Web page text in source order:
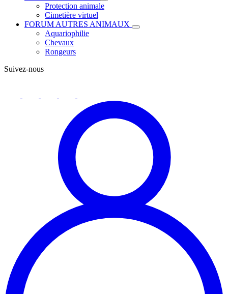
Protection animale
Cimetière virtuel
FORUM AUTRES ANIMAUX
Aquariophilie
Chevaux
Rongeurs
Suivez-nous